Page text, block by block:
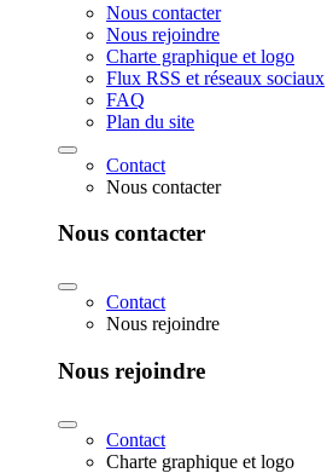
Nous contacter
Nous rejoindre
Charte graphique et logo
Flux RSS et réseaux sociaux
FAQ
Plan du site
Contact
Nous contacter
Nous contacter
Contact
Nous rejoindre
Nous rejoindre
Contact
Charte graphique et logo